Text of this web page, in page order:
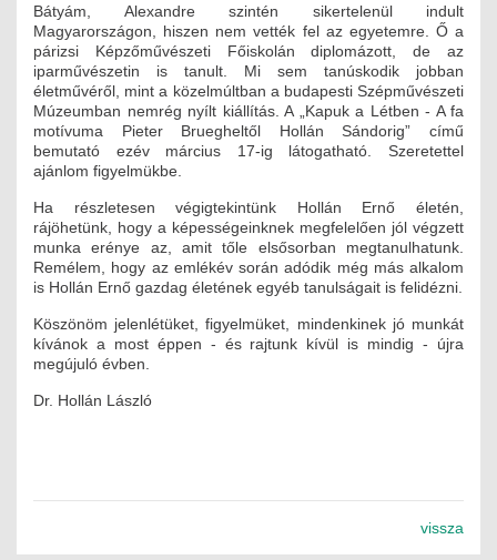
Bátyám, Alexandre szintén sikertelenül indult
Magyarországon, hiszen nem vették fel az egyetemre. Ő a
párizsi Képzőművészeti Főiskolán diplomázott, de az
iparművészetin is tanult. Mi sem tanúskodik jobban
életművéről, mint a közelmúltban a budapesti Szépművészeti
Múzeumban nemrég nyílt kiállítás. A „Kapuk a Létben - A fa
motívuma Pieter Bruegheltől Hollán Sándorig” című
bemutató ezév március 17-ig látogatható. Szeretettel
ajánlom figyelmükbe.
Ha részletesen végigtekintünk Hollán Ernő életén,
rájöhetünk, hogy a képességeinknek megfelelően jól végzett
munka erénye az, amit tőle elsősorban megtanulhatunk.
Remélem, hogy az emlékév során adódik még más alkalom
is Hollán Ernő gazdag életének egyéb tanulságait is felidézni.
Köszönöm jelenlétüket, figyelmüket, mindenkinek jó munkát
kívánok a most éppen - és rajtunk kívül is mindig - újra
megújuló évben.
Dr. Hollán László
vissza